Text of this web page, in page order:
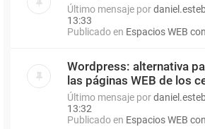
Último mensaje por
13:33
Publicado en Espacios WEB
Wordpress: alternativa
las páginas WEB de los
Último mensaje por
13:32
Publicado en Espacios WEB